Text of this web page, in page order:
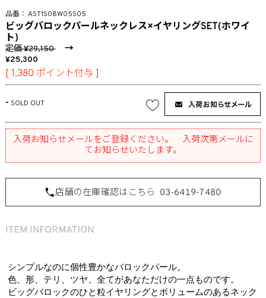
AST1S08W05S05
ビッグバロックパールネックレス×イヤリングSET(ホワイ
ト)
定価 29,150→
25,300
[ 1,380 ポイント付与 ]
- SOLD OUT
入荷お知らせメールをご登録ください。 入荷次第メールに
てお知らせいたします。
店舗の在庫確認はこちら 03-6419-7480
シンプルなのに個性豊かなバロックパール。
色、形、テリ、ツヤ、全てがあなただけの一点ものです。
ビッグバロックのひと粒イヤリングとボリュームのあるネック